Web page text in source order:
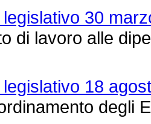
30
di lavoro alle
18
degli